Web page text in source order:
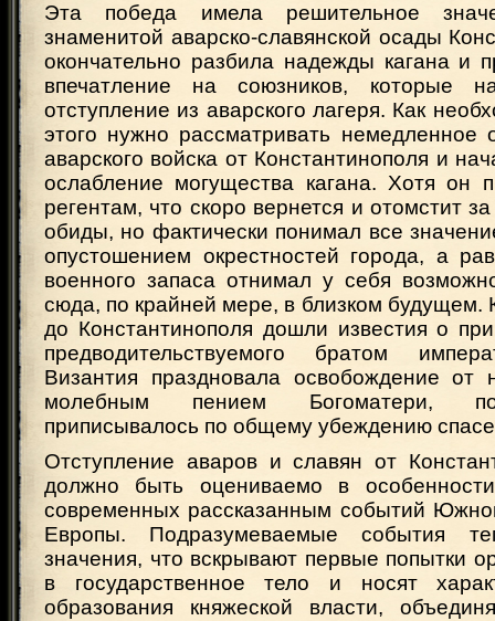
Эта победа имела решительное
знаменитой аварско-славянской осады
окончательно разбила надежды кагана и
впечатление на союзников, которые
отступление из аварского лагеря. Как
этого нужно рассматривать немедленное
аварского войска от Константинополя и
ослабление могущества кагана. Хотя он
регентам, что скоро вернется и отомстит
обиды, но фактически понимал все
опустошением окрестностей города, а
военного запаса отнимал у себя
сюда, по крайней мере, в близком будущем.
до Константинополя дошли известия о
предводительствуемого братом
Византия праздновала освобождение от
молебным пением Богоматери,
приписывалось по общему убеждению
Отступление аваров и славян от
должно быть оцениваемо в
современных рассказанным событий
Европы. Подразумеваемые события
значения, что вскрывают первые попытки
в государственное тело и носят
образования княжеской власти,